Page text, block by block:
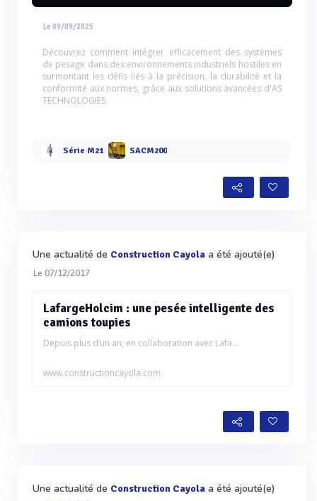
Le 09/09/2025
Découvrez comment intégrer efficacement des systèmes
de pesage dans des environnements industriels hostiles en
surmontant les défis liés à la précision, la durabilité et la
conformité aux normes, grâce aux solutions avancées d'AS
TECHNOLOGIES.
Série M21 SACM200
Une actualité de Construction Cayola a été ajouté(e)
Le 07/12/2017
LafargeHolcim : une pesée intelligente des
camions toupies
Depuis plus d’un an, en collaboration avec Lafa...
www.constructioncayola.com
Une actualité de Construction Cayola a été ajouté(e)